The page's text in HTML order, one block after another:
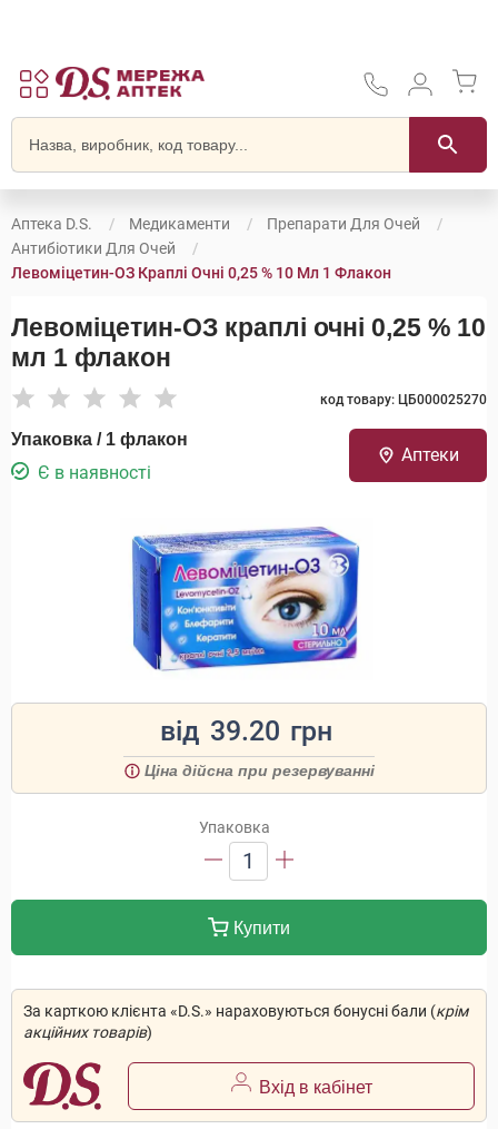
Аптека D.S. Медикаменти
Препарати Для Очей
Антибіотики Для Очей
Левоміцетин-ОЗ Краплі Очні 0,25 % 10 Мл 1 Флакон
Левоміцетин-ОЗ краплі очні 0,25 % 10
мл 1 флакон
код товару: ЦБ000025270
Упаковка / 1 флакон
Є в наявності
Аптеки
від 39.20 грн
Ціна дійсна при резервуванні
Упаковка
1
Купити
За карткою клієнта «D.S.» нараховуються бонусні бали (крім
акційних товарів)
Вхід в кабінет